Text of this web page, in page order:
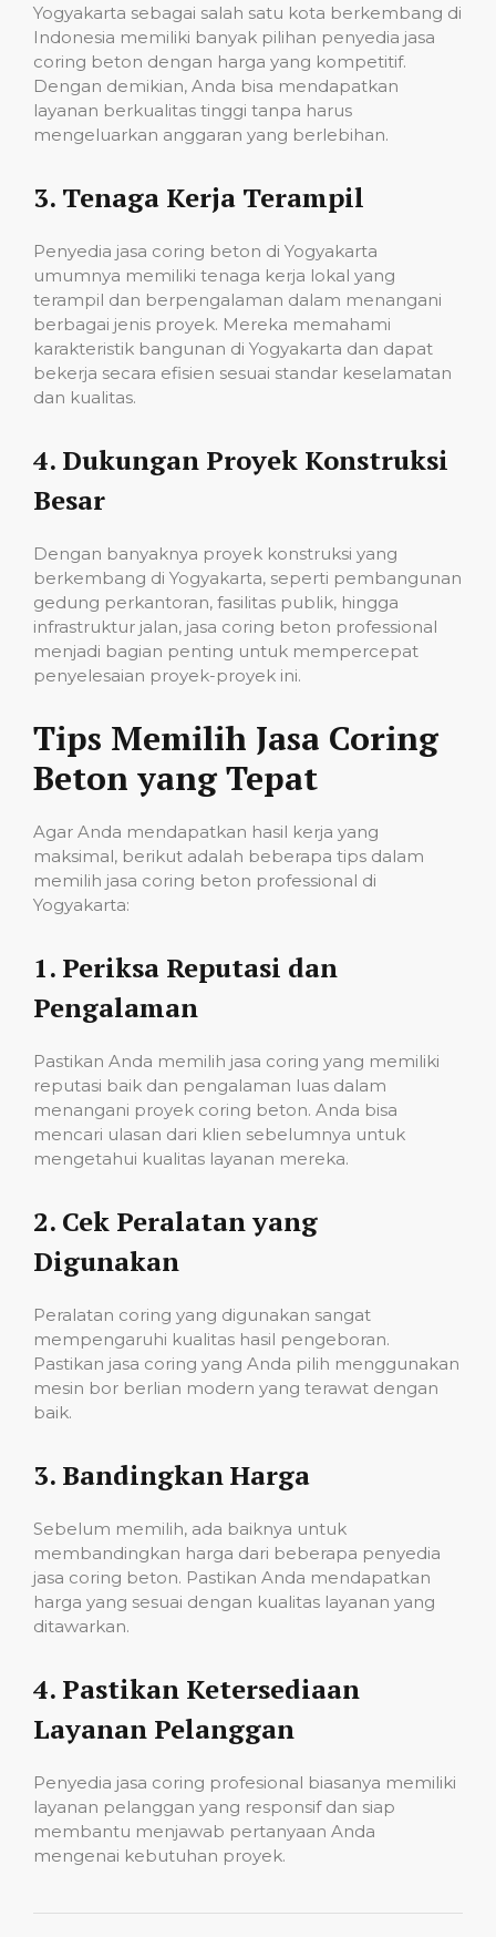
Yogyakarta sebagai salah satu kota berkembang di
Indonesia memiliki banyak pilihan penyedia jasa
coring beton dengan harga yang kompetitif.
Dengan demikian, Anda bisa mendapatkan
layanan berkualitas tinggi tanpa harus
mengeluarkan anggaran yang berlebihan.
3. Tenaga Kerja Terampil
Penyedia jasa coring beton di Yogyakarta
umumnya memiliki tenaga kerja lokal yang
terampil dan berpengalaman dalam menangani
berbagai jenis proyek. Mereka memahami
karakteristik bangunan di Yogyakarta dan dapat
bekerja secara efisien sesuai standar keselamatan
dan kualitas.
4. Dukungan Proyek Konstruksi
Besar
Dengan banyaknya proyek konstruksi yang
berkembang di Yogyakarta, seperti pembangunan
gedung perkantoran, fasilitas publik, hingga
infrastruktur jalan, jasa coring beton professional
menjadi bagian penting untuk mempercepat
penyelesaian proyek-proyek ini.
Tips Memilih Jasa Coring
Beton yang Tepat
Agar Anda mendapatkan hasil kerja yang
maksimal, berikut adalah beberapa tips dalam
memilih jasa coring beton professional di
Yogyakarta:
1. Periksa Reputasi dan
Pengalaman
Pastikan Anda memilih jasa coring yang memiliki
reputasi baik dan pengalaman luas dalam
menangani proyek coring beton. Anda bisa
mencari ulasan dari klien sebelumnya untuk
mengetahui kualitas layanan mereka.
2. Cek Peralatan yang
Digunakan
Peralatan coring yang digunakan sangat
mempengaruhi kualitas hasil pengeboran.
Pastikan jasa coring yang Anda pilih menggunakan
mesin bor berlian modern yang terawat dengan
baik.
3. Bandingkan Harga
Sebelum memilih, ada baiknya untuk
membandingkan harga dari beberapa penyedia
jasa coring beton. Pastikan Anda mendapatkan
harga yang sesuai dengan kualitas layanan yang
ditawarkan.
4. Pastikan Ketersediaan
Layanan Pelanggan
Penyedia jasa coring profesional biasanya memiliki
layanan pelanggan yang responsif dan siap
membantu menjawab pertanyaan Anda
mengenai kebutuhan proyek.